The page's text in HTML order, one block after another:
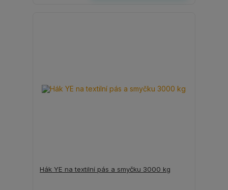
Hák YE na textilní pás a smyčku 3000 kg